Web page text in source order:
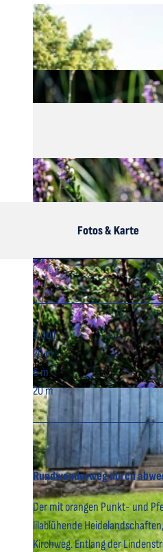
© Florian Trykowski, Cuxland-Tourismus,
Fotos & Karte
3:00 h
20 m
6 m
20 m
Rundwanderweg durch
Der mit orangen Punkt- und
lilablühende
Kirchweg. Entlang der